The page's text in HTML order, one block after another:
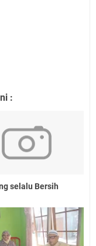
:
selalu Bersih